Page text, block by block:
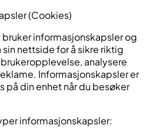
(Cookies)
bruker informasjonskapsler og
nettside for å sikre riktig
analysere
Informasjonskapsler er
på din enhet når du besøker
informasjonskapsler: